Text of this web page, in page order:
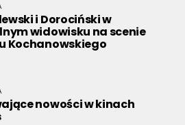
i Dorociński w
widowisku na scenie
Kochanowskiego
nowości w kinach